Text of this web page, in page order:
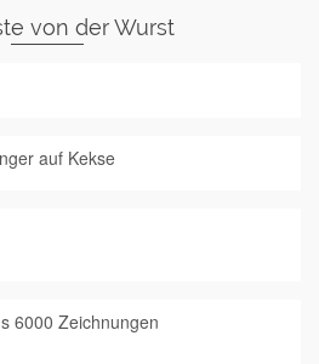
von der Wurst
auf Kekse
6000 Zeichnungen